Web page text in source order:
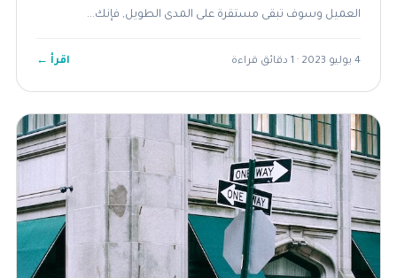
العميل وسوف تبقى مستقرة على المدى الطويل, فإنك...
4 يوليو 2023 · 1 دقائق قراءة اقرأ ←